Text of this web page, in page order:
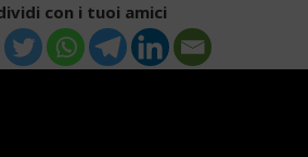
con i tuoi amici